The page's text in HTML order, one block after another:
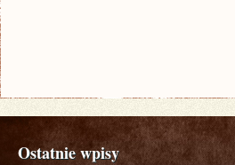
Ostatnie wpisy